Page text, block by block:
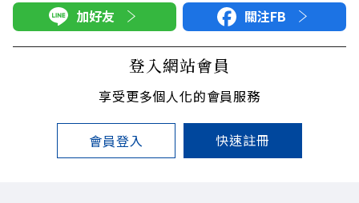
加好友 關注FB
登入網站會員
享受更多個人化的會員服務
會員登入 快速註冊